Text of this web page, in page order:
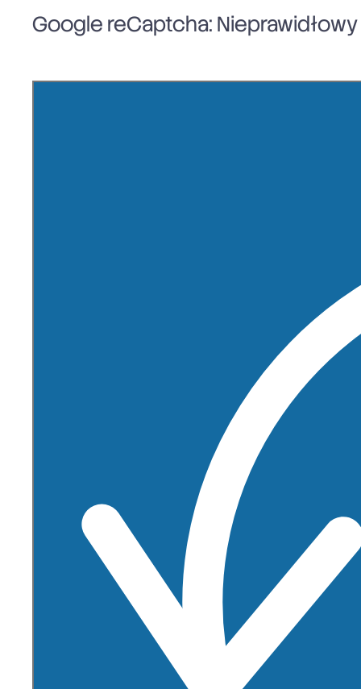
Google reCaptcha: